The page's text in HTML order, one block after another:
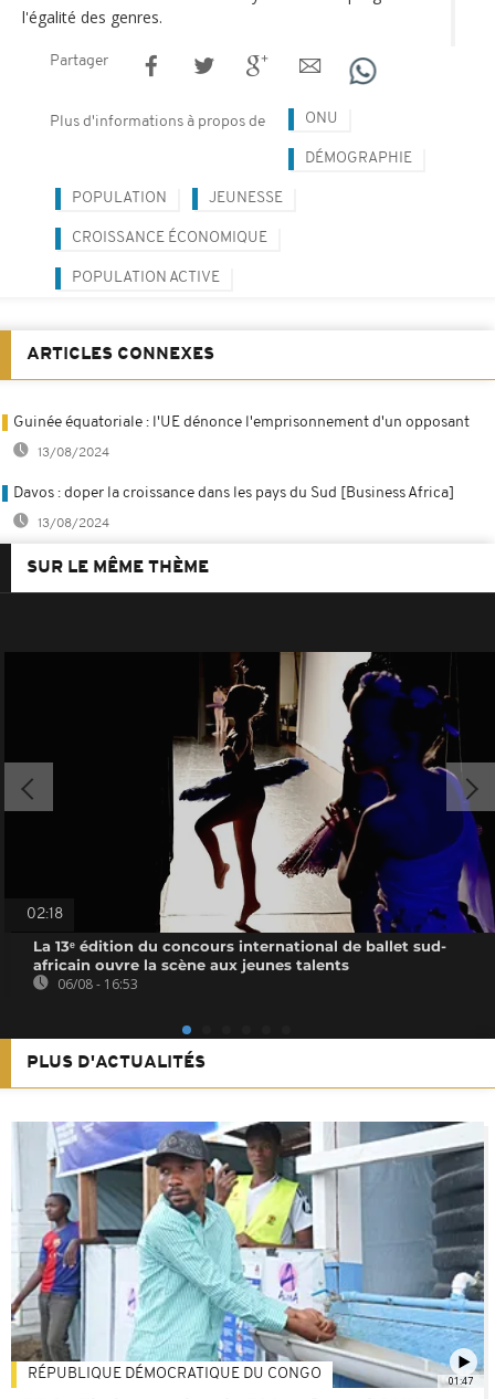
l'égalité des genres.
Partager
Plus d'informations à propos de ONU
DÉMOGRAPHIE
POPULATION JEUNESSE
CROISSANCE ÉCONOMIQUE
POPULATION ACTIVE
ARTICLES CONNEXES
Guinée équatoriale : l'UE dénonce l'emprisonnement d'un opposant
13/08/2024
Davos : doper la croissance dans les pays du Sud [Business Africa]
13/08/2024
SUR LE MÊME THÈME
02:18
La 13ᵉ édition du concours international de ballet sud-
africain ouvre la scène aux jeunes talents
06/08 - 16:53
PLUS D'ACTUALITÉS
01:47
RÉPUBLIQUE DÉMOCRATIQUE DU CONGO